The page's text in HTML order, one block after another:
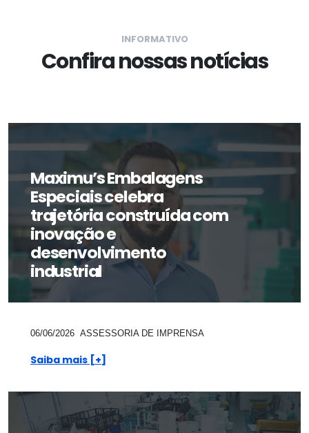
INFORMATIVO
Confira nossas notícias
Maximu’s Embalagens
Especiais celebra
trajetória construída com
inovação e
desenvolvimento
industrial
06/06/2026 ASSESSORIA DE IMPRENSA
Saiba mais [+]